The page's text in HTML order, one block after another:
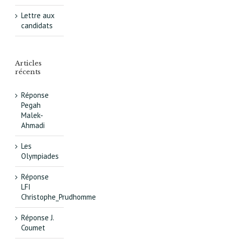
Lettre aux
candidats
Articles
récents
Réponse
Pegah
Malek-
Ahmadi
Les
Olympiades
Réponse
LFI
Christophe_Prudhomme
Réponse J.
Coumet